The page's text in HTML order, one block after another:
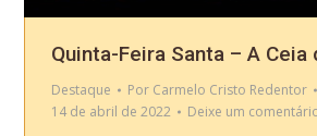
Quinta-Feira Santa – A Ceia
Destaque Por Carmelo Cristo Redentor
14 de abril de 2022
Deixe um